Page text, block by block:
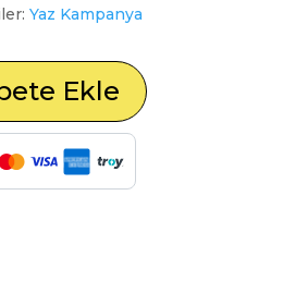
Yaz Kampanya
Ekle